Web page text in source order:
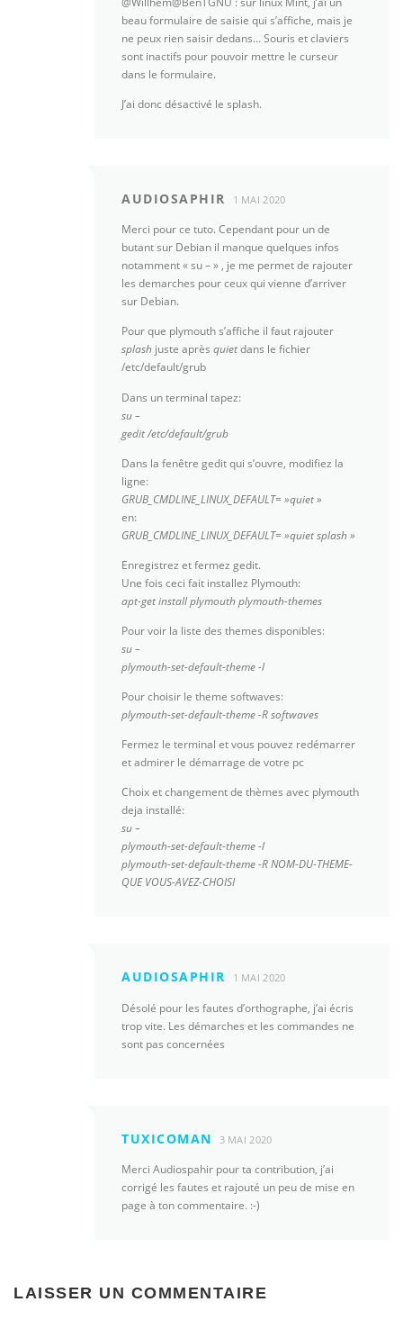
beau formulaire de saisie qui s’affiche, mais je
ne peux rien saisir dedans… Souris et claviers
sont inactifs pour pouvoir mettre le curseur
dans le formulaire.
J’ai donc désactivé le splash.
AUDIOSAPHIR 1 MAI 2020
Merci pour ce tuto. Cependant pour un de
butant sur Debian il manque quelques infos
notamment « su – » , je me permet de rajouter
les demarches pour ceux qui vienne d’arriver
sur Debian.
Pour que plymouth s’affiche il faut rajouter
splash juste après quietdans le fichier
/etc/default/grub
Dans un terminal tapez:
su –
gedit /etc/default/grub
Dans la fenêtre gedit qui s’ouvre, modifiez la
ligne:
GRUB_CMDLINE_LINUX_DEFAULT= »quiet »
en:
GRUB_CMDLINE_LINUX_DEFAULT= »quiet splash »
Enregistrez et fermez gedit.
Une fois ceci fait installez Plymouth:
apt-get install plymouth plymouth-themes
Pour voir la liste des themes disponibles:
su –
plymouth-set-default-theme -l
Pour choisir le theme softwaves:
plymouth-set-default-theme -R softwaves
Fermez le terminal et vous pouvez redémarrer
et admirer le démarrage de votre pc
Choix et changement de thèmes avec plymouth
deja installé:
su –
plymouth-set-default-theme -l
plymouth-set-default-theme -R NOM-DU-THEME-
QUE VOUS-AVEZ-CHOISI
AUDIOSAPHIR 1 MAI 2020
Désolé pour les fautes d’orthographe, j’ai écris
trop vite. Les démarches et les commandes ne
sont pas concernées
TUXICOMAN 3 MAI 2020
Merci Audiospahir pour ta contribution, j’ai
corrigé les fautes et rajouté un peu de mise en
page à ton commentaire. :-)
LAISSER UN COMMENTAIRE